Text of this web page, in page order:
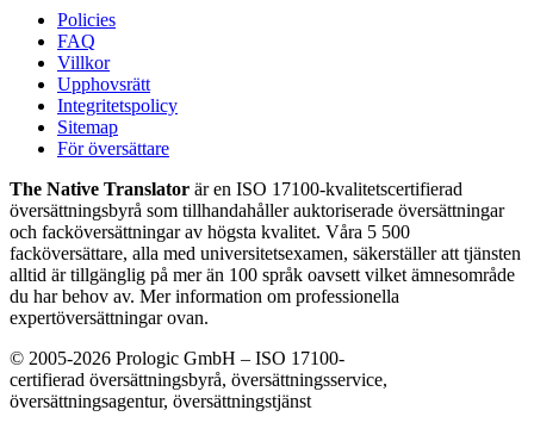
Policies
FAQ
Villkor
Upphovsrätt
Integritetspolicy
Sitemap
För översättare
The Native Translator är en ISO 17100-kvalitetscertifierad
översättningsbyrå som tillhandahåller auktoriserade översättningar
och facköversättningar av högsta kvalitet. Våra 5 500
facköversättare, alla med universitetsexamen, säkerställer att tjänsten
alltid är tillgänglig på mer än 100 språk oavsett vilket ämnesområde
du har behov av. Mer information om professionella
expertöversättningar ovan.
© 2005-2026 Prologic GmbH – ISO 17100-
certifierad översättningsbyrå, översättningsservice,
översättningsagentur, översättningstjänst